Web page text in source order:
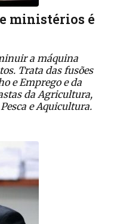
ministérios é
a máquina
Trata das fusões
e Emprego e da
da Agricultura,
e Aquicultura.